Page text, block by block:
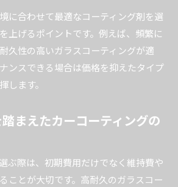
に合わせて最適なコーティング剤を選
上げるポイントです。例えば、頻繁に
久性の高いガラスコーティングが適
ンスできる場合は価格を抑えたタイプ
します。
まえたカーコーティングの
ぶ際は、初期費用だけでなく維持費や
ことが大切です。高耐久のガラスコー